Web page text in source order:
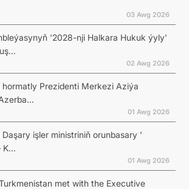
03 Awg 2026
'2028-nji Halkara Hukuk ýyly'
02 Awg 2026
Prezidenti Merkezi Aziýa
01 Awg 2026
işler ministriniň orunbasary '
K...
01 Awg 2026
met with the Executive